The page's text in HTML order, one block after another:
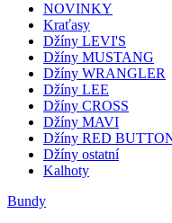
NOVINKY
Kraťasy
Džíny LEVI'S
Džíny MUSTANG
Džíny WRANGLER
Džíny LEE
Džíny CROSS
Džíny MAVI
Džíny RED
Džíny ostatní
Kalhoty
Bundy